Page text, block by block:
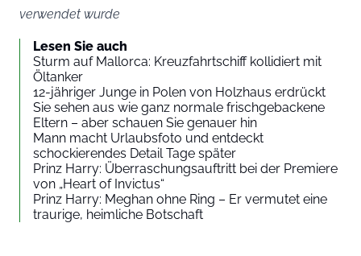
verwendet wurde
Lesen Sie auch
Sturm auf Mallorca: Kreuzfahrtschiff kollidiert mit
Öltanker
12-jähriger Junge in Polen von Holzhaus erdrückt
Sie sehen aus wie ganz normale frischgebackene
Eltern – aber schauen Sie genauer hin
Mann macht Urlaubsfoto und entdeckt
schockierendes Detail Tage später
Prinz Harry: Überraschungsauftritt bei der Premiere
von „Heart of Invictus“
Prinz Harry: Meghan ohne Ring – Er vermutet eine
traurige, heimliche Botschaft